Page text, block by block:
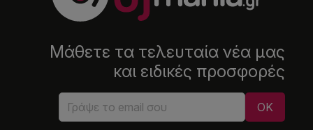
Μάθετε τα τελευταία νέα μας
και ειδικές προσφορές